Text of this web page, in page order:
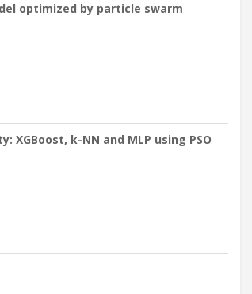
optimized by particle swarm
k-NN and MLP using PSO